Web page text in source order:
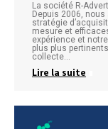
La société R-
Depuis 2006,
stratégie
mesure et
expérience et
plus plus
collecte…
Lire la suite